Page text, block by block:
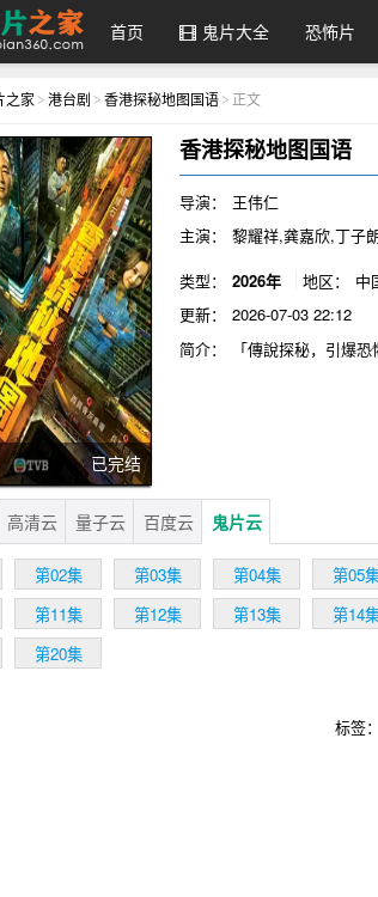
首页 鬼片大全 恐怖片
之家 > 港台剧 > 香港探秘地图国语 > 正文
已完结
香港探秘地图国语
导演：
王伟仁
主演：
黎耀祥,龚嘉欣,丁子
类型：
2026年 地区： 中
更新：
2026-07-03 22:12
简介：
「傳說探秘，引爆
高清云 量子云 百度云 鬼片云
第02集 第03集 第04集 第05
第11集 第12集 第13集 第14
第20集
标签：